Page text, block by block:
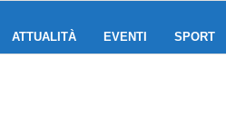
ATTUALITÀ EVENTI SPORT